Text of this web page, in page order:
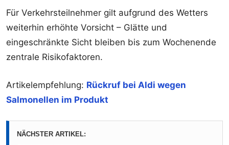
Für Verkehrsteilnehmer gilt aufgrund des Wetters
weiterhin erhöhte Vorsicht – Glätte und
eingeschränkte Sicht bleiben bis zum Wochenende
zentrale Risikofaktoren.
Artikelempfehlung: Rückruf bei Aldi wegen
Salmonellen im Produkt
NÄCHSTER ARTIKEL: